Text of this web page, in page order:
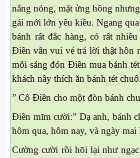
nắng nóng, mặt ửng hồng
gái mới lớn yêu kiều. Ngang
bánh rất đắc hàng, có rất
Điền vẫn vui vẻ trả lời thật hồn
mỗi sáng đón Điền mua bánh
khách nầy thích ăn bánh tét
” Cô Điền cho một đòn bánh
Điền mĩm cười:” Dạ anh, bánh
hôm qua, hôm nay, và ngày
Cường cười rồi hõi lại như